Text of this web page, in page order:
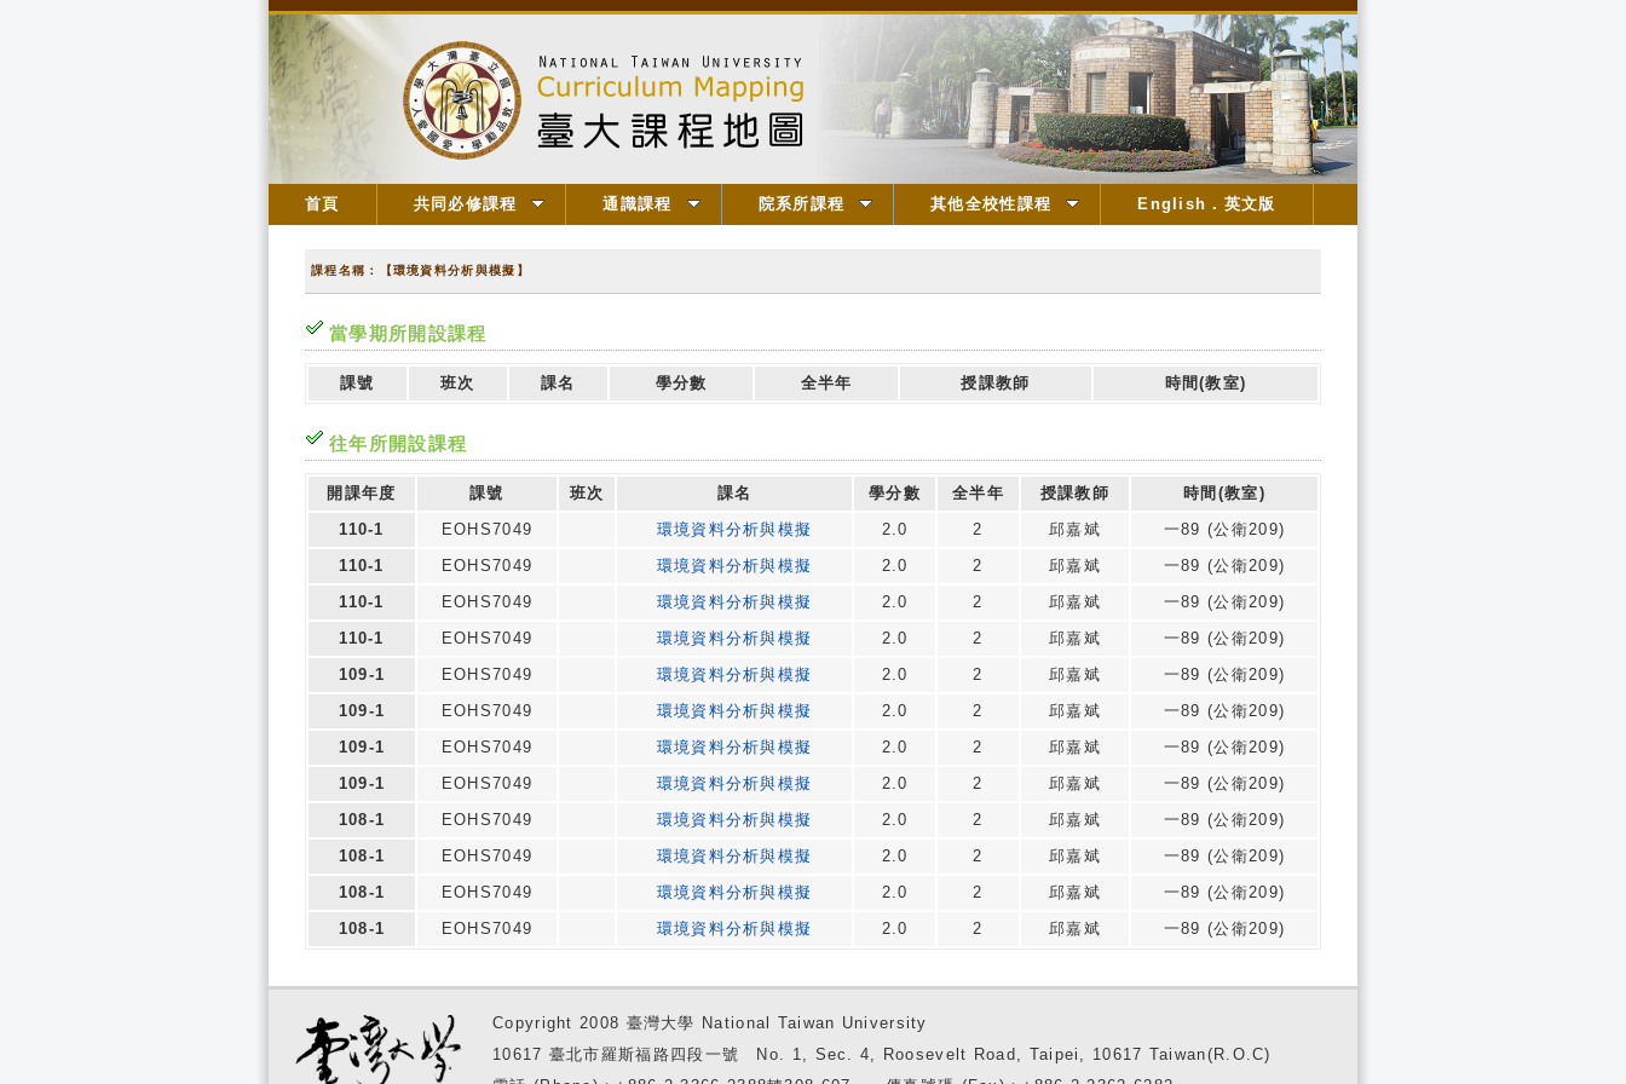
首頁 共同必修課程 通識課程 院系所課程 其他全校性課程 English．英文版
課程名稱：【環境資料分析與模擬】
當學期所開設課程
課號 班次 課名 學分數 全半年 授課教師 時間(教室)
往年所開設課程
開課年度 課號 班次 課名 學分數 全半年 授課教師
時間(教室)
110-1
EOHS7049 環境資料分析與模擬 2.0 2 邱嘉斌
一89 (公衛209)
110-1
EOHS7049 環境資料分析與模擬 2.0 2 邱嘉斌
一89 (公衛209)
110-1
EOHS7049 環境資料分析與模擬 2.0 2 邱嘉斌
一89 (公衛209)
110-1
EOHS7049 環境資料分析與模擬 2.0 2 邱嘉斌
一89 (公衛209)
109-1
EOHS7049 環境資料分析與模擬 2.0 2 邱嘉斌
一89 (公衛209)
109-1
EOHS7049 環境資料分析與模擬 2.0 2 邱嘉斌
一89 (公衛209)
109-1
EOHS7049 環境資料分析與模擬 2.0 2 邱嘉斌
一89 (公衛209)
109-1
EOHS7049 環境資料分析與模擬 2.0 2 邱嘉斌
一89 (公衛209)
108-1
EOHS7049 環境資料分析與模擬 2.0 2 邱嘉斌
一89 (公衛209)
108-1
EOHS7049 環境資料分析與模擬 2.0 2 邱嘉斌
一89 (公衛209)
108-1
EOHS7049 環境資料分析與模擬 2.0 2 邱嘉斌
一89 (公衛209)
108-1
EOHS7049 環境資料分析與模擬 2.0 2 邱嘉斌 一89 (公衛209)
Copyright 2008 臺灣大學 National Taiwan University
10617 臺北市羅斯福路四段一號 No. 1, Sec. 4, Roosevelt Road, Taipei, 10617 Taiwan(R.O.C)